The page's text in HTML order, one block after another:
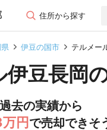
住所から探す
伊豆の国市 テルメー
伊豆長岡
去の実績から
円 で売却できそ